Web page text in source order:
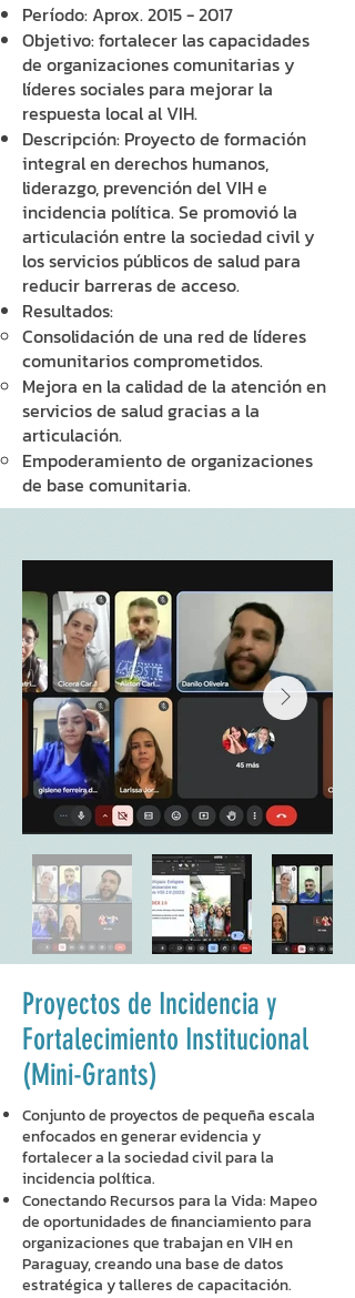
Período: Aprox.2015 - 2017
Objetivo: fortalecer las capacidades
de organizaciones comunitarias y
líderes sociales para mejorar la
respuesta local al VIH.
Descripción: Proyecto de formación
integral en derechos humanos,
liderazgo, prevención del VIH e
incidencia política. Se promovió la
articulación entre la sociedad civil y
los servicios públicos de salud para
reducir barreras de acceso.
Resultados:
Consolidación de una red de líderes
comunitarios comprometidos.
Mejora en la calidad de la atención en
servicios de salud gracias a la
articulación.
Empoderamiento de organizaciones
de base comunitaria.
Proyectos de Incidencia y
Fortalecimiento Institucional
(Mini-Grants)
Conjunto de proyectos de pequeña escala
enfocados en generar evidencia y
fortalecer a la sociedad civil para la
incidencia política.
Conectando Recursos para la Vida: Mapeo
de oportunidades de financiamiento para
organizaciones que trabajan en VIH en
Paraguay, creando una base de datos
estratégica y talleres de capacitación.